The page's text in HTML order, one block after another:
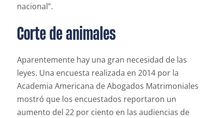
nacional”.
Corte de animales
Aparentemente hay una gran necesidad de las
leyes. Una encuesta realizada en 2014 por la
Academia Americana de Abogados Matrimoniales
mostró que los encuestados reportaron un
aumento del 22 por ciento en las audiencias de